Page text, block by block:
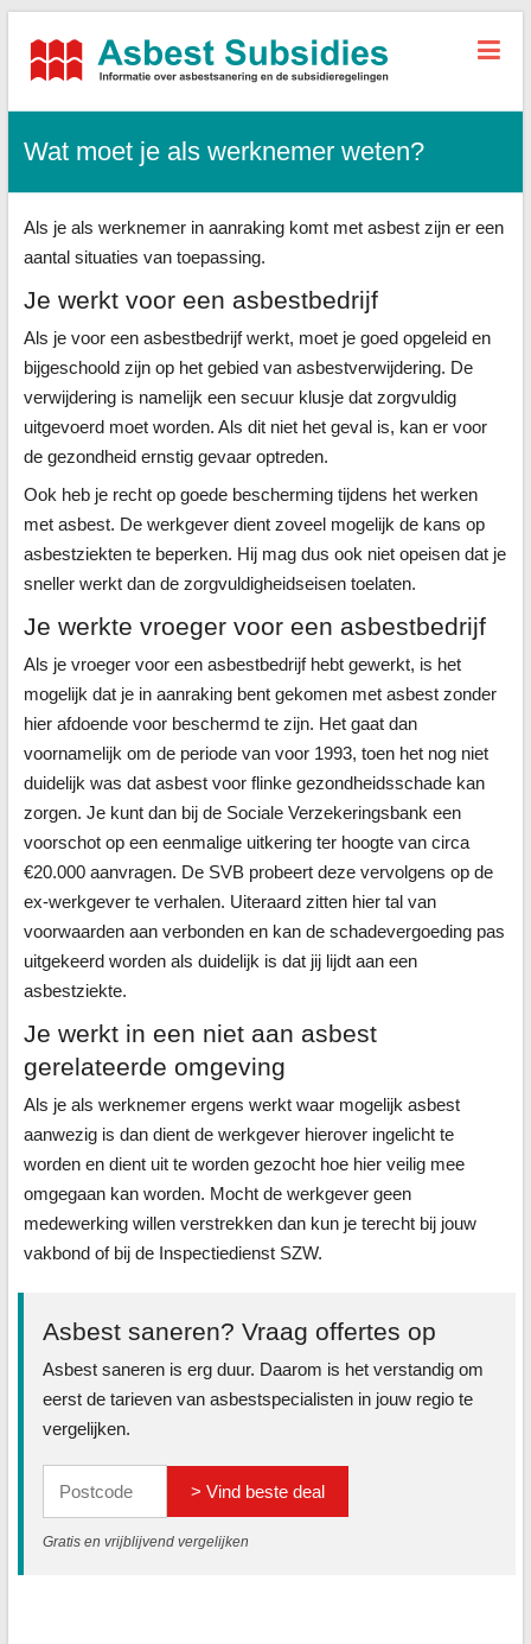
Asbest-
Alle
sanering
+
Wat moet je als werknemer weten?
Als je als werknemer in aanraking komt met asbest zijn er een
aantal situaties van toepassing.
Je werkt voor een asbestbedrijf
Als je voor een asbestbedrijf werkt, moet je goed opgeleid en
bijgeschoold zijn op het gebied van asbestverwijdering. De
verwijdering is namelijk een secuur klusje dat zorgvuldig
uitgevoerd moet worden. Als dit niet het geval is, kan er voor
de gezondheid ernstig gevaar optreden.
Ook heb je recht op goede bescherming tijdens het werken
met asbest. De werkgever dient zoveel mogelijk de kans op
asbestziekten te beperken. Hij mag dus ook niet opeisen dat je
sneller werkt dan de zorgvuldigheidseisen toelaten.
Je werkte vroeger voor een asbestbedrijf
Als je vroeger voor een asbestbedrijf hebt gewerkt, is het
mogelijk dat je in aanraking bent gekomen met asbest zonder
hier afdoende voor beschermd te zijn. Het gaat dan
voornamelijk om de periode van voor 1993, toen het nog niet
duidelijk was dat asbest voor flinke gezondheidsschade kan
zorgen. Je kunt dan bij de Sociale Verzekeringsbank een
voorschot op een eenmalige uitkering ter hoogte van circa
€20.000 aanvragen. De SVB probeert deze vervolgens op de
ex-werkgever te verhalen. Uiteraard zitten hier tal van
voorwaarden aan verbonden en kan de schadevergoeding pas
uitgekeerd worden als duidelijk is dat jij lijdt aan een
asbestziekte.
Je werkt in een niet aan asbest
gerelateerde omgeving
Als je als werknemer ergens werkt waar mogelijk asbest
aanwezig is dan dient de werkgever hierover ingelicht te
worden en dient uit te worden gezocht hoe hier veilig mee
omgegaan kan worden. Mocht de werkgever geen
medewerking willen verstrekken dan kun je terecht bij jouw
vakbond of bij de Inspectiedienst SZW.
Asbest saneren? Vraag offertes op
Asbest saneren is erg duur. Daarom is het verstandig om
eerst de tarieven van asbestspecialisten in jouw regio te
vergelijken.
> Vind beste deal
Gratis en vrijblijvend vergelijken